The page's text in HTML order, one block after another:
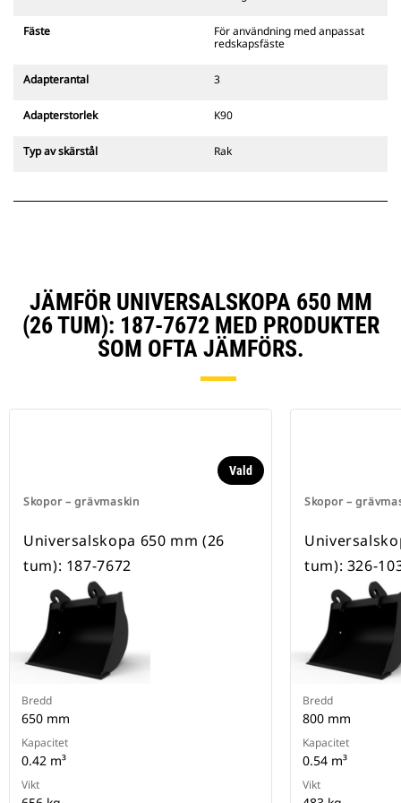
med bandgående grävmaskiner
grävmaskiner. Fästen för
Tillbehör som är kompatibla med
använder det fasta
killåsningssystem som håller
grävmaskiner.
Fäste
För användning med anpassat
redskapsfäste
Adapterantal 3
Adapterstorlek K90
Typ av skärstål Rak
JÄMFÖR UNIVERSALSKOPA 650 MM
(26 TUM): 187-7672 MED PRODUKTER
SOM OFTA JÄMFÖRS.
Skopor – grävmaskin
Vald
Universalskopa 650 mm (26
tum): 187-7672
Bredd
650 mm
Kapacitet
0.42 m³
Vikt
Skopor –
tum): 326-
Bredd
800 mm
Kapacitet
0.54 m³
Vikt